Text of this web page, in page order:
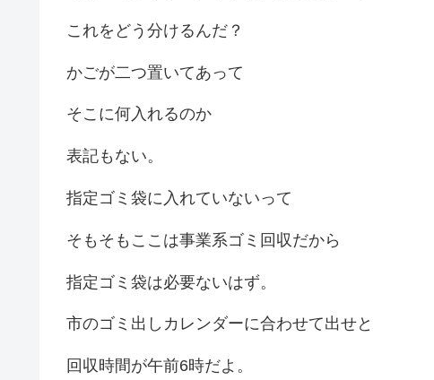
これをどう分けるんだ？
かごが二つ置いてあって
そこに何入れるのか
表記もない。
指定ゴミ袋に入れていないって
そもそもここは事業系ゴミ回収だから
指定ゴミ袋は必要ないはず。
市のゴミ出しカレンダーに合わせて出せと
回収時間が午前6時だよ。